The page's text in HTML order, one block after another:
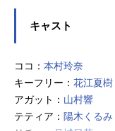
キャスト
ココ： 本村玲奈
キーフリー： 花江夏樹
アガット： 山村響
テティア： 陽木くるみ